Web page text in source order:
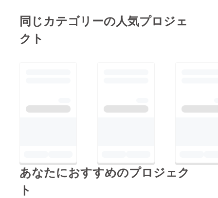
同じカテゴリーの人気プロジェ
クト
あなたにおすすめのプロジェク
ト